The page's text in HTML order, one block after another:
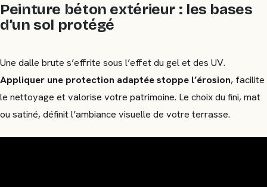
Peinture béton extérieur : les bases
d’un sol protégé
Une dalle brute s’effrite sous l’effet du gel et des UV.
Appliquer une protection adaptée stoppe l’érosion, facilite
le nettoyage et valorise votre patrimoine. Le choix du fini, mat
ou satiné, définit l’ambiance visuelle de votre terrasse.